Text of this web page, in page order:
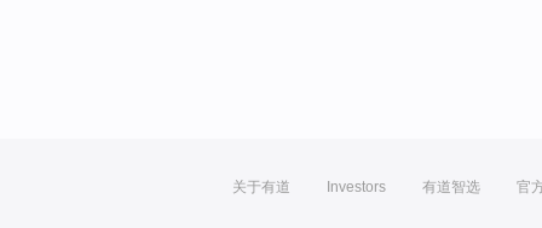
关于有道 Investors 有道智选 官